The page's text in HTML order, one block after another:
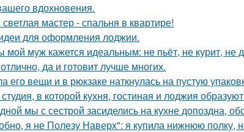
вдохновения.
мастер - спальня в квартире!
для оформления лоджии.
мой муж кажется идеальным: не пьёт, не курит, не
да и готовит лучше многих.
его вещи и в рюкзаке наткнулась на пустую
в которой кухня, гостиная и лоджия
мы с сестрой засиделись на кухне допоздна,
я не Полезу Наверх": я купила нижнюю полку,